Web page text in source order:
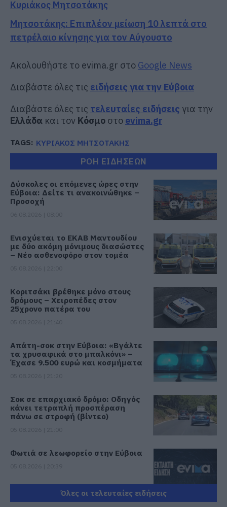
Κυριάκος Μητσοτάκης
Μητσοτάκης: Επιπλέον μείωση 10 λεπτά στο
πετρέλαιο κίνησης για τον Αύγουστο
Ακολουθήστε το evima.gr στο Google News
Διαβάστε όλες τις ειδήσεις για την Εύβοια
Διαβάστε όλες τις τελευταίες ειδήσεις για την
Ελλάδα και τον Κόσμο στο evima.gr
TAGS: ΚΥΡΙΑΚΟΣ ΜΗΤΣΟΤΑΚΗΣ
ΡΟΗ ΕΙΔΗΣΕΩΝ
Δύσκολες οι επόμενες ώρες στην
Εύβοια: Δείτε τι ανακοινώθηκε –
Προσοχή
Ενισχύεται το ΕΚΑΒ Μαντουδίου
με δύο ακόμη μόνιμους διασώστες
– Νέο ασθενοφόρο στον τομέα
Κοριτσάκι βρέθηκε μόνο στους
δρόμους – Χειροπέδες στον
25χρονο πατέρα του
Απάτη-σοκ στην Εύβοια: «Βγάλτε
τα χρυσαφικά στο μπαλκόνι» –
Έχασε 9.500 ευρώ και κοσμήματα
Σοκ σε επαρχιακό δρόμο: Οδηγός
κάνει τετραπλή προσπέραση
πάνω σε στροφή (βίντεο)
Φωτιά σε λεωφορείο στην Εύβοια
Όλες οι τελευταίες ειδήσεις